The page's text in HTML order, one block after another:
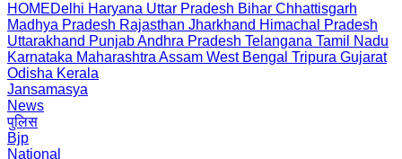
HOMEDelhi Haryana Uttar Pradesh Bihar Chhattisgarh
Madhya Pradesh Rajasthan Jharkhand Himachal Pradesh
Uttarakhand PunjabAndhra Pradesh Telangana Tamil Nadu
Karnataka Maharashtra Assam West Bengal Tripura Gujarat
Odisha Kerala
Jansamasya
News
पुलिस
Bjp
National